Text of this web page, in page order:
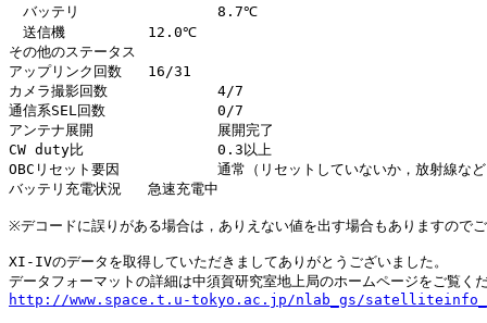
バッテリ		8.7℃
送信機		12.0℃
その他のステータス
アップリンク回数	16/31
カメラ撮影回数		4/7
通信系SEL回数		0/7
アンテナ展開		展開完了
CW duty比		0.3以上
OBCリセット要因		通常（リセットしていないか，放射線などによる不慮のリセット）
バッテリ充電状況	急速充電中
※デコードに誤りがある場合は，ありえない値を出す場合もありますので
XI-IVのデータを取得していただきましてありがとうございました。
http://www.space.t.u-tokyo.ac.jp/nlab_gs/